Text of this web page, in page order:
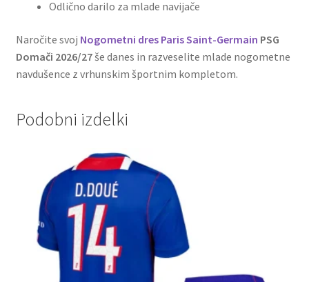
Odlično darilo za mlade navijače
Naročite svoj Nogometni dres Paris Saint-Germain PSG
Domači 2026/27še danes in razveselite mlade nogometne
navdušence z vrhunskim športnim kompletom.
Podobni izdelki